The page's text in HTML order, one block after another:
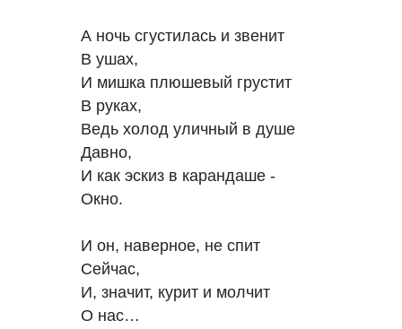
А ночь сгустилась и звенит
В ушах,
И мишка плюшевый грустит
В руках,
Ведь холод уличный в душе
Давно,
И как эскиз в карандаше -
Окно.
И он, наверное, не спит
Сейчас,
И, значит, курит и молчит
О нас…